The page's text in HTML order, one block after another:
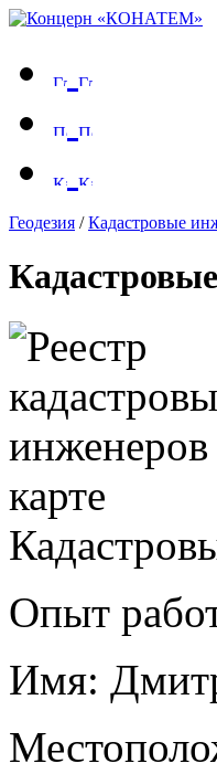
Геодезия /Кадастровые
Опыт
Имя: